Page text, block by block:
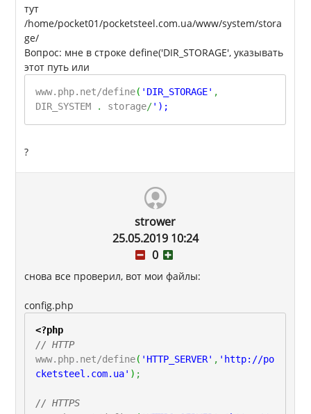
тут
/home/pocket01/pocketsteel.com.ua/www/system/stora
ge/
Вопрос: мне в строке define('DIR_STORAGE', указывать
этот путь или
www.php.net/define( 'DIR_STORAGE' ,
DIR_SYSTEM
. storage/');
?
strower
25.05.2019 10:24
0
снова все проверил, вот мои файлы:
config.php
<?php
// HTTP
www.php.net/define( 'HTTP_SERVER' , 'http://po
cketsteel.com.ua' ) ;
// HTTPS